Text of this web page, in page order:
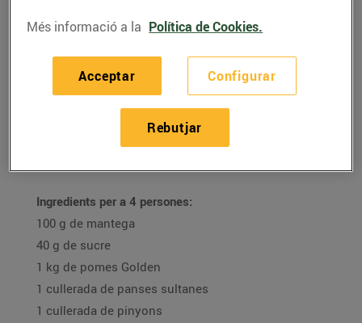
formatge de cabra i
menta
16/de desembre/2020
Recepta de timbal de poma carame·litzada amb
Ingredients per a 4 persones:
100 g de mantega
40 g de sucre
1 kg de pomes Golden
1 cullerada de panses sultanes
1 cullerada de pinyons
Més informació a la Política de Cookies.
Configurar
Rebutjar
Acceptar